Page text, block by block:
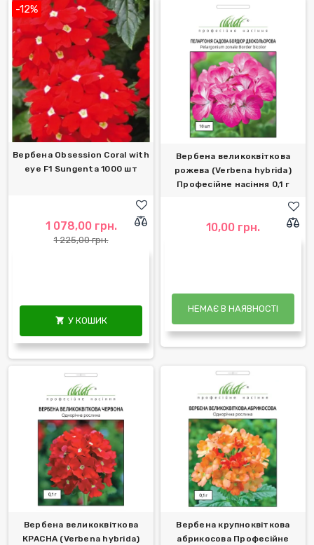
-12%
Вербена Obsession Coral with
eye F1 Sungenta 1000 шт
1 078,00 грн.
1 225,00 грн.
 У КОШИК
Вербена великоквіткова
рожева (Verbena hybrida)
Професійне насіння 0,1 г
10,00 грн.
НЕМАЄ В НАЯВНОСТІ
Вербена великоквіткова
КРАСНА (Verbena hybrida)
Вербена крупноквіткова
абрикосова Професійне